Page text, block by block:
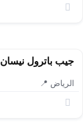
جيب باترول نيسان 2016
الرياض 📍